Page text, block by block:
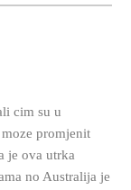
cim su u
promjenit
je ova utrka
no Australija je